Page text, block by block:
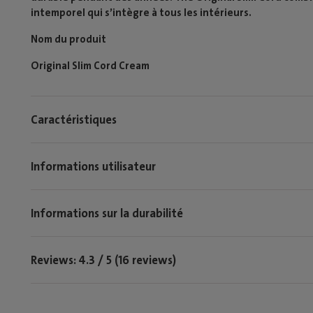
intemporel qui s’intègre à tous les intérieurs.
Nom du produit
Original Slim Cord Cream
Caractéristiques
Informations utilisateur
Informations sur la durabilité
Reviews: 4.3 / 5 (16 reviews)